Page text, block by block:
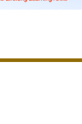
寻